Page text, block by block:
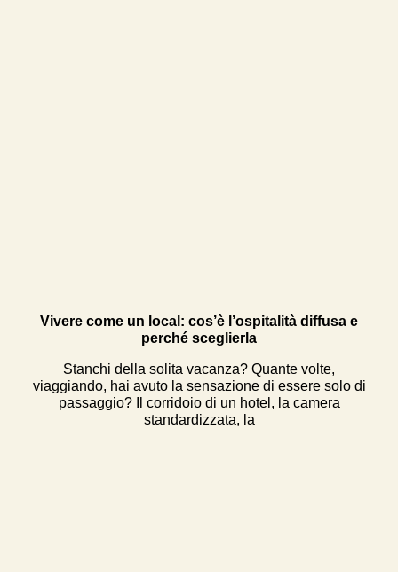
Vivere come un local: cos’è l’ospitalità diffusa e
perché sceglierla
Stanchi della solita vacanza? Quante volte,
viaggiando, hai avuto la sensazione di essere solo di
passaggio? Il corridoio di un hotel, la camera
standardizzata, la